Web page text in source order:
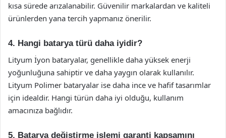
kısa sürede arızalanabilir. Güvenilir markalardan ve kaliteli
ürünlerden yana tercih yapmanız önerilir.
4. Hangi batarya türü daha iyidir?
Lityum İyon bataryalar, genellikle daha yüksek enerji
yoğunluğuna sahiptir ve daha yaygın olarak kullanılır.
Lityum Polimer bataryalar ise daha ince ve hafif tasarımlar
için idealdir. Hangi türün daha iyi olduğu, kullanım
amacınıza bağlıdır.
5. Batarya değiştirme işlemi garanti kapsamını